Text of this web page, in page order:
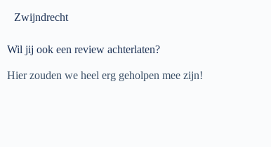
Zwijndrecht
Wil jij ook een review achterlaten?
Hier zouden we heel erg geholpen mee zijn!